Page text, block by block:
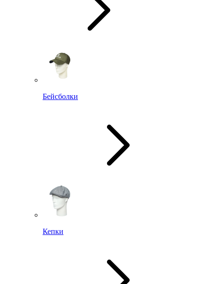
Бейсболки
Кепки